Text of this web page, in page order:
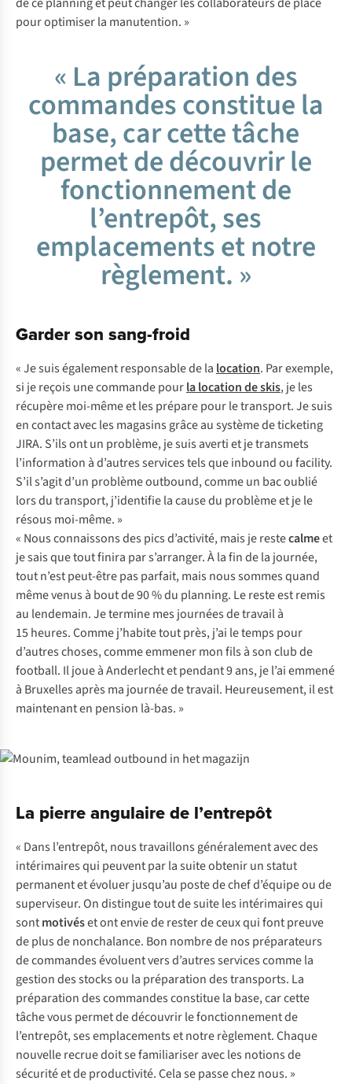
pour optimiser la manutention. »
« La préparation des
commandes constitue la
base, car cette tâche
permet de découvrir le
fonctionnement de
l’entrepôt, ses
emplacements et notre
règlement. »
Garder son sang-froid
« Je suis également responsable de la location. Par exemple,
si je reçois une commande pourla location de skis, je les
récupère moi-même et les prépare pour le transport. Je suis
en contact avec les magasins grâce au système de ticketing
JIRA. S’ils ont un problème, je suis averti et je transmets
l’information à d’autres services tels que inbound ou facility.
S’il s’agit d’un problème outbound, comme un bac oublié
lors du transport, j’identifie la cause du problème et je le
résous moi-même. »
« Nous connaissons des pics d’activité, mais je restecalmeet
je sais que tout finira par s’arranger. À la fin de la journée,
tout n’est peut-être pas parfait, mais nous sommes quand
même venus à bout de 90 % du planning. Le reste est remis
au lendemain. Je termine mes journées de travail à
15 heures. Comme j’habite tout près, j’ai le temps pour
d’autres choses, comme emmener mon fils à son club de
football. Il joue à Anderlecht et pendant 9 ans, je l’ai emmené
à Bruxelles après ma journée de travail. Heureusement, il est
maintenant en pension là-bas. »
La pierre angulaire de l’entrepôt
« Dans l’entrepôt, nous travaillons généralement avec des
intérimaires qui peuvent par la suite obtenir un statut
permanent et évoluer jusqu’au poste de chef d’équipe ou de
superviseur. On distingue tout de suite les intérimaires qui
sontmotivéset ont envie de rester de ceux qui font preuve
de plus de nonchalance. Bon nombre de nos préparateurs
de commandes évoluent vers d’autres services comme la
gestion des stocks ou la préparation des transports. La
préparation des commandes constitue la base, car cette
tâche vous permet de découvrir le fonctionnement de
l’entrepôt, ses emplacements et notre règlement. Chaque
nouvelle recrue doit se familiariser avec les notions de
sécurité et de productivité. Cela se passe chez nous. »